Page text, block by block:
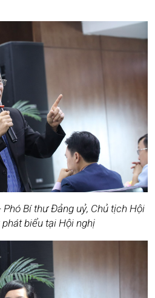
Phó Bí thư Đảng uỷ, Chủ tịch Hội
biểu tại Hội nghị